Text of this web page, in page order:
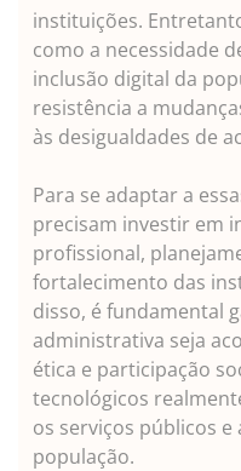
instituições.
como a necessidade
inclusão digital da
resistência a
às desigualdades de
Para se adaptar a
precisam investir em
profissional,
fortalecimento das
disso, é fundamental
administrativa seja
ética e participação
tecnológicos
os serviços públicos e
população.